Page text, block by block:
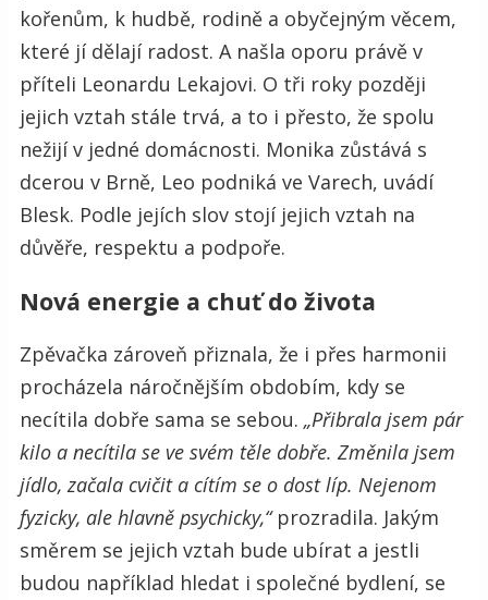
kořenům, k hudbě, rodině a obyčejným věcem,
které jí dělají radost. A našla oporu právě v
příteli Leonardu Lekajovi. O tři roky později
jejich vztah stále trvá, a to i přesto, že spolu
nežijí v jedné domácnosti. Monika zůstává s
dcerou v Brně, Leo podniká ve Varech, uvádí
Blesk. Podle jejích slov stojí jejich vztah na
důvěře, respektu a podpoře.
Nová energie a chuť do života
Zpěvačka zároveň přiznala, že i přes harmonii
procházela náročnějším obdobím, kdy se
necítila dobře sama se sebou. „Přibrala jsem pár
kilo a necítila se ve svém těle dobře. Změnila jsem
jídlo, začala cvičit a cítím se o dost líp. Nejenom
fyzicky, ale hlavně psychicky,“ prozradila. Jakým
směrem se jejich vztah bude ubírat a jestli
budou například hledat i společné bydlení, se